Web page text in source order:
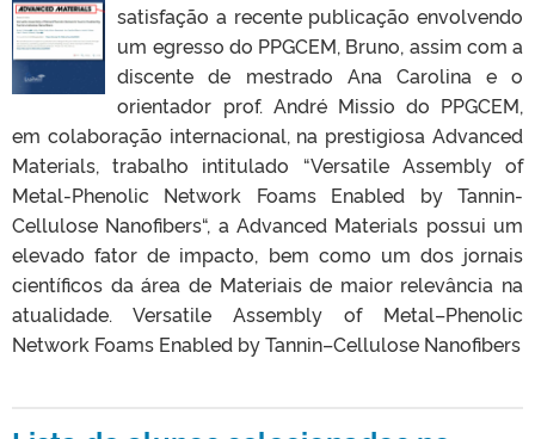
satisfação a recente publicação envolvendo
um egresso do PPGCEM, Bruno, assim com a
discente de mestrado Ana Carolina e o
orientador prof. André Missio do PPGCEM,
em colaboração internacional, na prestigiosa Advanced
Materials, trabalho intitulado “Versatile Assembly of
Metal-Phenolic Network Foams Enabled by Tannin-
Cellulose Nanofibers“, a Advanced Materials possui um
elevado fator de impacto, bem como um dos jornais
científicos da área de Materiais de maior relevância na
atualidade. Versatile Assembly of Metal–Phenolic
Network Foams Enabled by Tannin–Cellulose Nanofibers